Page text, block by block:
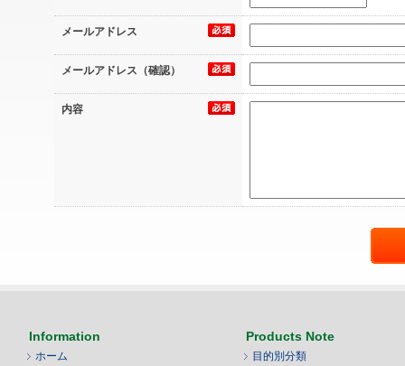
メールアドレス
メールアドレス（確認）
内容
Information
ホーム
Products Note
目的別分類